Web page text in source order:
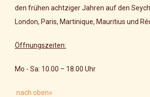
den frühen achtziger Jahren auf den
London, Paris, Martinique, Mauritius und
Öffnungszeiten:
Mo - Sa: 10.00 – 18.00 Uhr
nach oben»